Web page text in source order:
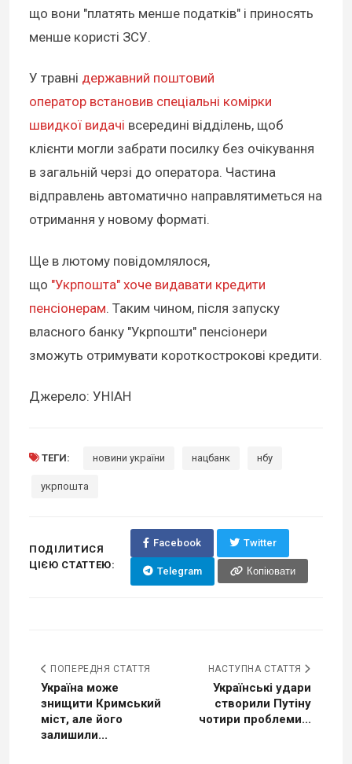
що вони "платять менше податків" і приносять
менше користі ЗСУ.
У травні державний поштовий
оператор встановив спеціальні комірки
швидкої видачі всередині відділень, щоб
клієнти могли забрати посилку без очікування
в загальній черзі до оператора. Частина
відправлень автоматично направлятиметься на
отримання у новому форматі.
Ще в лютому повідомлялося,
що "Укрпошта" хоче видавати кредити
пенсіонерам. Таким чином, після запуску
власного банку "Укрпошти" пенсіонери
зможуть отримувати короткострокові кредити.
Джерело: УНІАН
ТЕГИ: новини україни нацбанк нбу
укрпошта
ПОДІЛИТИСЯ
ЦІЄЮ СТАТТЕЮ:
Facebook Twitter
Telegram Копіювати
ПОПЕРЕДНЯ СТАТТЯ
Україна може
знищити Кримський
міст, але його
залишили...
НАСТУПНА СТАТТЯ
Українські удари
створили Путіну
чотири проблеми...